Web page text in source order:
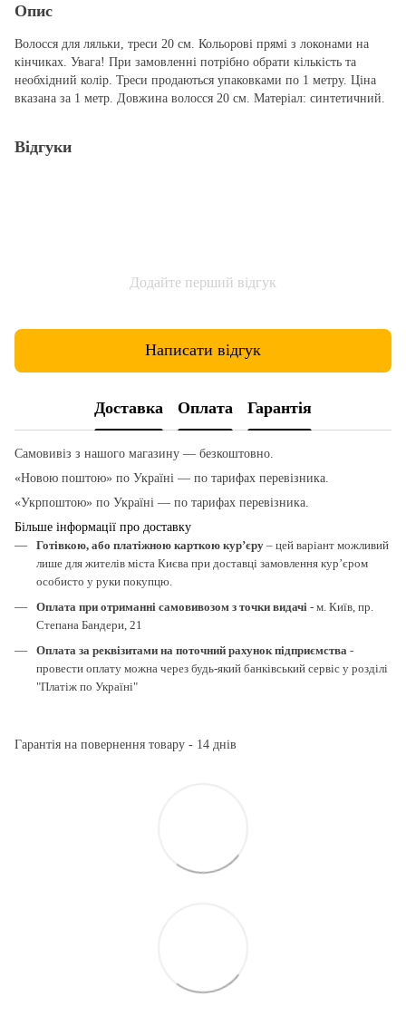
Опис
Волосся для ляльки, треси 20 см. Кольорові прямі з локонами на
кінчиках. Увага! При замовленні потрібно обрати кількість та
необхідний колір. Треси продаються упаковками по 1 метру. Ціна
вказана за 1 метр. Довжина волосся 20 см. Матеріал: синтетичний.
Відгуки
Додайте перший відгук
Написати відгук
Доставка Оплата Гарантія
Самовивіз з нашого магазину — безкоштовно.
«Новою поштою» по Україні — по тарифах перевізника.
«Укрпоштою» по Україні — по тарифах перевізника.
Більше інформації про доставку
Готівкою, або платіжною карткою кур’єру – цей варіант можливий
лише для жителів міста Києва при доставці замовлення кур’єром
особисто у руки покупцю.
Оплата при отриманні самовивозом з точки видачі - м. Київ, пр.
Степана Бандери, 21
Оплата за реквізитами на поточний рахунок підприємства -
провести оплату можна через будь-який банківський сервіс у розділі
"Платіж по Україні"
Гарантія на повернення товару - 14 днів